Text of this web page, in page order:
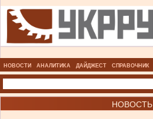
НОВОСТИ АНАЛИТИКА ДАЙДЖЕСТ СПРАВОЧНИК
НОВОСТЬ